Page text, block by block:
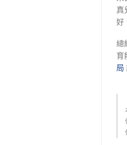
真
好
總
育
局